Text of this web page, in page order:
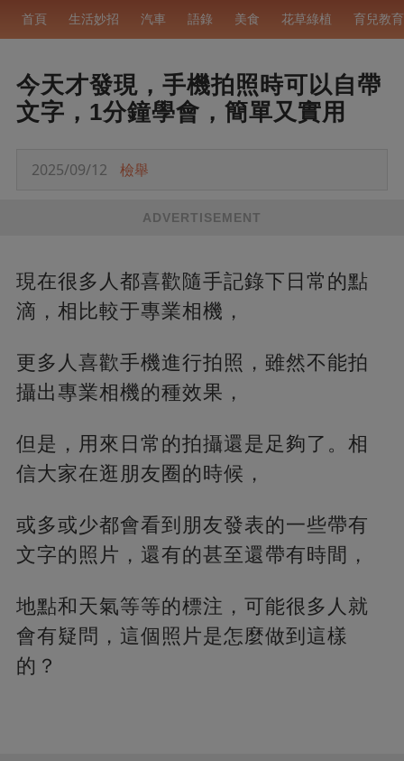
首頁 生活妙招 汽車 語錄 美食 花草綠植 育兒教育
今天才發現，手機拍照時可以自帶
文字，1分鐘學會，簡單又實用
2025/09/12 檢舉
ADVERTISEMENT
現在很多人都喜歡隨手記錄下日常的點
滴，相比較于專業相機，
更多人喜歡手機進行拍照，雖然不能拍
攝出專業相機的種效果，
但是，用來日常的拍攝還是足夠了。相
信大家在逛朋友圈的時候，
或多或少都會看到朋友發表的一些帶有
文字的照片，還有的甚至還帶有時間，
地點和天氣等等的標注，可能很多人就
會有疑問，這個照片是怎麼做到這樣
的？